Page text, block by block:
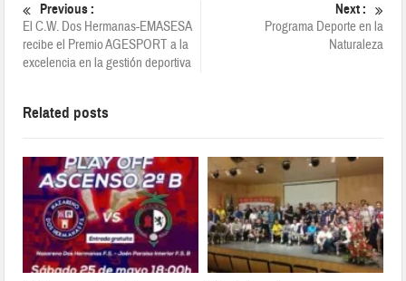
Previous :
El C.W. Dos Hermanas-EMASESA
recibe el Premio AGESPORT a la
excelencia en la gestión deportiva
Next :
Programa Deporte en la
Naturaleza
Related posts